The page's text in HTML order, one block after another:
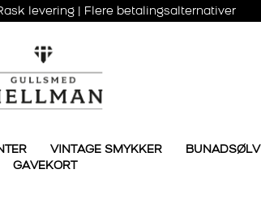
levering | Flere betalingsalternativer
VINTAGE SMYKKER BUNADSØLV
GAVEKORT